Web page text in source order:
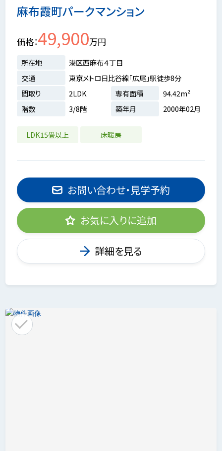
麻布霞町パークマンション
価格 49,900万円
所在地
港区西麻布４丁目
交通
東京メトロ日比谷線「広尾」駅徒歩8分
間取り
2LDK 専有面積
94.42m²
階数
3/8階 築年月 2000年02月
LDK15畳以上 床暖房
お問い合わせ・見学予約
お気に入りに追加
詳細を見る